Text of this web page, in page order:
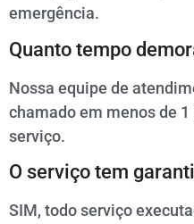
emergência.
Quanto tempo
Nossa equipe de
chamado em menos de
serviço.
O serviço tem
SIM, todo serviço